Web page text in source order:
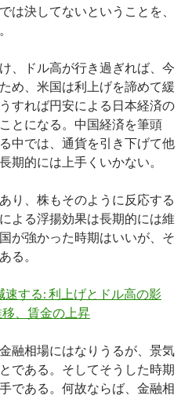
は決してないということを、
、ドル高が行き過ぎれば、今
め、米国は利上げを諦めて緩
すれば円安による日本経済の
とになる。中国経済を筆頭
中では、通貨を引き下げて他
期的には上手くいかない。
り、株もそのように反応する
よる浮揚効果は長期的には維
が強かった時期はいいが、そ
る。
する: 利上げとドル高の影
、賃金の上昇
融相場にはなりうるが、景気
である。そしてそうした時期
である。何故ならば、金融相